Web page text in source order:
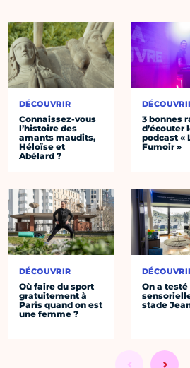
DÉCOUVRIR
Connaissez-vous
l’histoire des
amants maudits,
Héloïse et
Abélard ?
DÉCOUVRIR
Où faire du sport
gratuitement à
Paris quand on est
une femme ?
3 bonnes
d’écouter
podcast «
Fumoir »
On a
stade